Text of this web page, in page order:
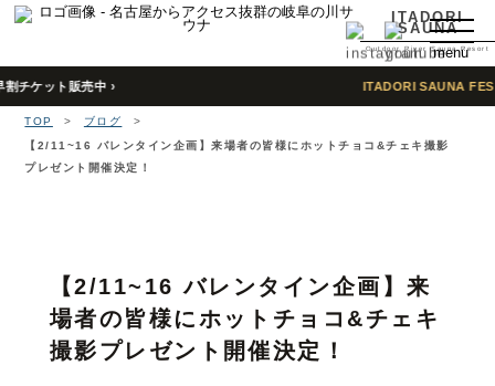
ット販売中 › ITADORI SAUNA FES 開
特徴
宿泊
Stay
menu
ITADORI
SAUNA
Outdoor River Sauna Resort
TOP > ブログ
>
【2/11~16 バレンタイン企画】来場者の皆様にホットチョコ&チェキ撮影
プレゼント開催決定！
【2/11~16 バレンタイン企画】来
場者の皆様にホットチョコ&チェキ
撮影プレゼント開催決定！